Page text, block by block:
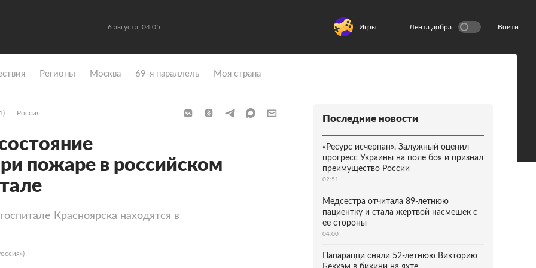
6 августа, 04:05 Игры Лента добра Войти
Регионы Москва 69-я параллель Моя страна
Россия
пожаре в российском
Красноярска находятся в
Последние новости
«Ресурс исчерпан». Залужный оценил
прогресс Украины на поле боя и признал
преимущество России
02:51
Медсестра отчитала 89-летнюю
пациентку и стала жертвой насмешек с
ее стороны
04:00
Папарацци сняли 52-летнюю Викторию